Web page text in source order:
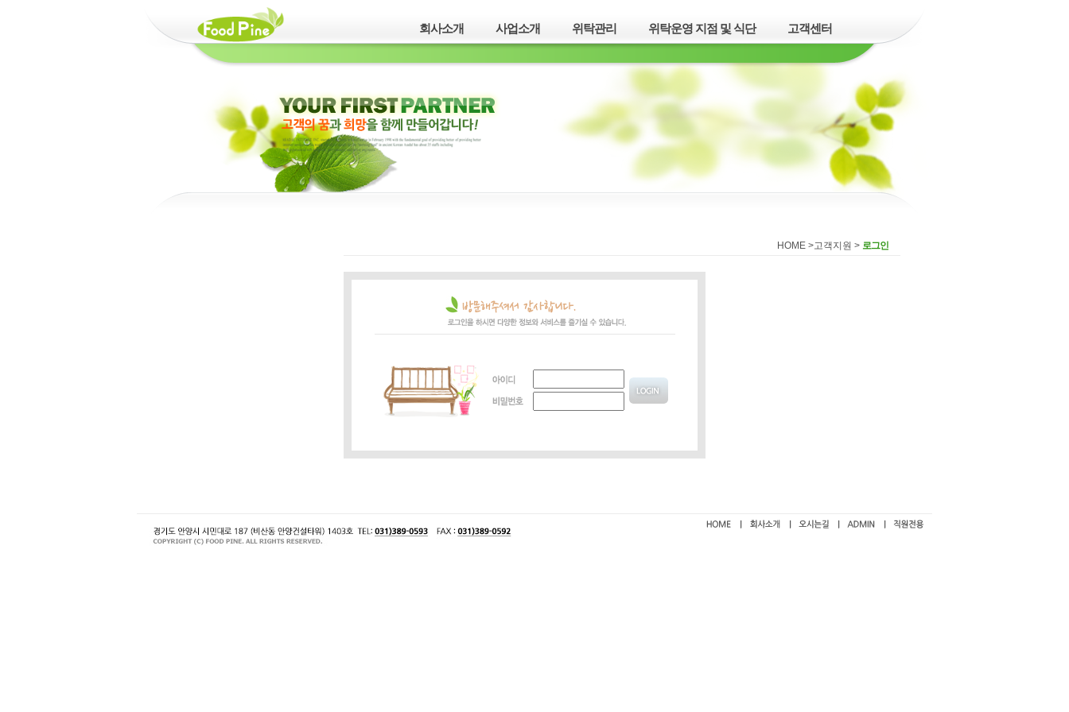
회사소개 사업소개 위탁관리 위탁운영 지점 및 식단 고객센터
HOME >고객지원 > 로그인